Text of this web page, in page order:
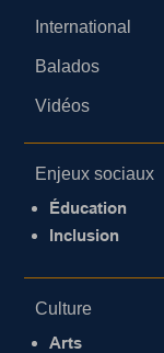
International
Balados
Vidéos
Enjeux sociaux
Éducation
Inclusion
Culture
Arts